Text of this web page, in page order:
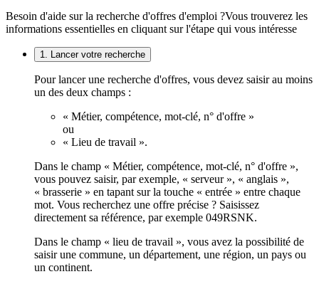
Besoin d'aide sur la recherche d'offres d'emploi ?Vous trouverez les
informations essentielles en cliquant sur l'étape qui vous intéresse
1. Lancer votre recherche
Pour lancer une recherche d'offres, vous devez saisir au moins
un des deux champs :
« Métier, compétence, mot-clé, n° d'offre »
ou
« Lieu de travail ».
Dans le champ « Métier, compétence, mot-clé, n° d'offre »,
vous pouvez saisir, par exemple, « serveur », « anglais »,
« brasserie » en tapant sur la touche « entrée » entre chaque
mot. Vous recherchez une offre précise ? Saisissez
directement sa référence, par exemple 049RSNK.
Dans le champ « lieu de travail », vous avez la possibilité de
saisir une commune, un département, une région, un pays ou
un continent.